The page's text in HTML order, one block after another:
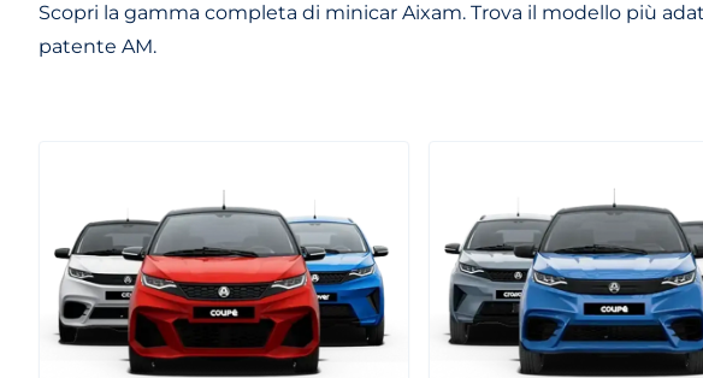
Scopri la gamma completa di minicar Aixam. Trova il modello più
patente AM.